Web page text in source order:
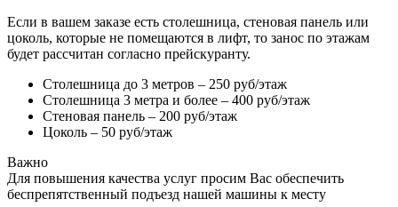
Если в вашем заказе есть столешница, стеновая панель или
цоколь, которые не помещаются в лифт, то занос по этажам
будет рассчитан согласно прейскуранту.
Столешница до 3 метров – 250 руб/этаж
Столешница 3 метра и более – 400 руб/этаж
Стеновая панель – 200 руб/этаж
Цоколь – 50 руб/этаж
Важно
Для повышения качества услуг просим Вас обеспечить
беспрепятственный подъезд нашей машины к месту